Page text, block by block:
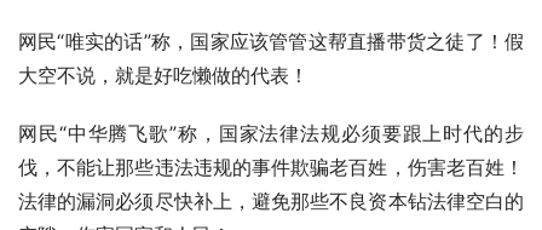
网民“唯实的话”称，国家应该管管这帮直播带货之徒了！假
大空不说，就是好吃懒做的代表！
网民“中华腾飞歌”称，国家法律法规必须要跟上时代的步
伐，不能让那些违法违规的事件欺骗老百姓，伤害老百姓！
法律的漏洞必须尽快补上，避免那些不良资本钻法律空白的